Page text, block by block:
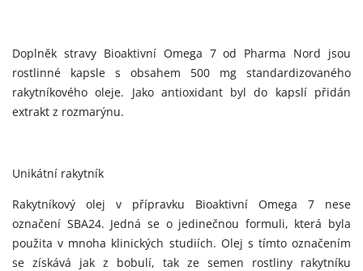
Doplněk stravy Bioaktivní Omega 7 od Pharma Nord jsou
rostlinné kapsle s obsahem 500 mg standardizovaného
rakytníkového oleje. Jako antioxidant byl do kapslí přidán
extrakt z rozmarýnu.
Unikátní rakytník
Rakytníkový olej v přípravku Bioaktivní Omega 7 nese
označení SBA24. Jedná se o jedinečnou formuli, která byla
použita v mnoha klinických studiích. Olej s tímto označením
se získává jak z bobulí, tak ze semen rostliny rakytníku